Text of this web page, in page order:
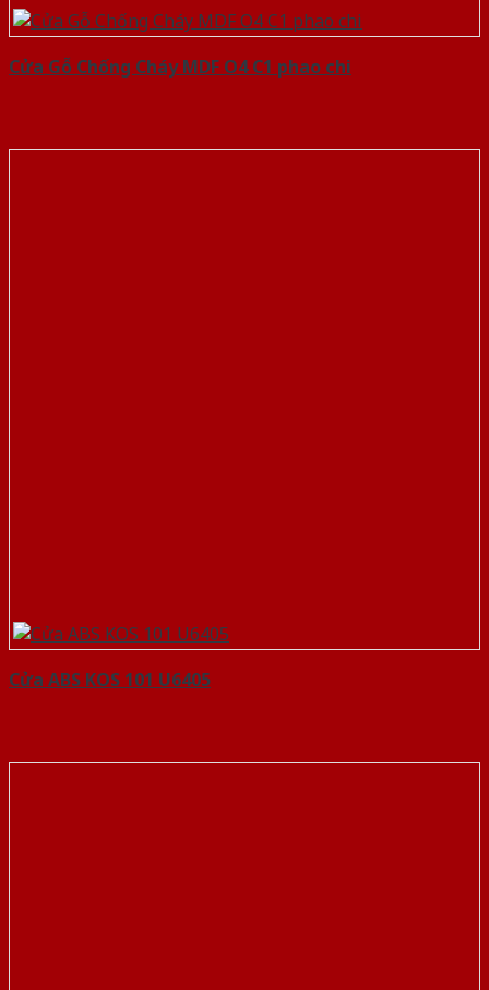
Cửa Gỗ Chống Cháy MDF O4 C1 phao chi
Cửa ABS KOS 101 U6405